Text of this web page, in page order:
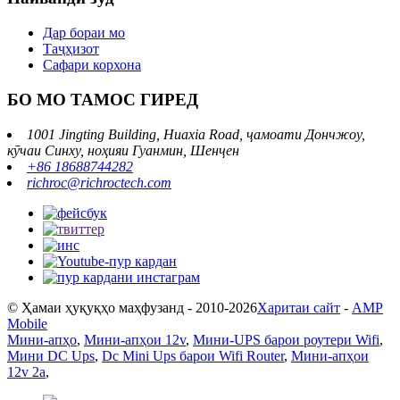
Дар бораи мо
Таҷҳизот
Сафари корхона
БО МО ТАМОС ГИРЕД
1001 Jingting Building, Huaxia Road, ҷамоати Дончжоу,
кӯчаи Синху, ноҳияи Гуанмин, Шенҷен
+86 18688744282
richroc@richroctech.com
© Ҳамаи ҳуқуқҳо маҳфузанд - 2010-2026Харитаи сайт - AMP
Mobile
Мини-апҳо, Мини-апҳои 12v, Мини-UPS барои роутери Wifi,
Мини DC Ups, Dc Mini Ups барои Wifi Router, Мини-апҳои
12v 2a,